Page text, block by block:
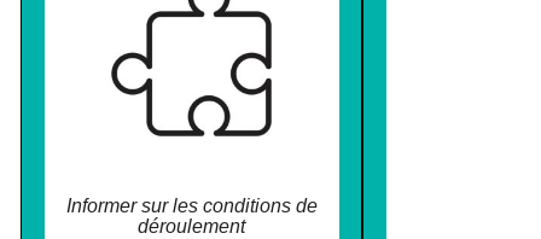
Informer sur les conditions de
déroulement